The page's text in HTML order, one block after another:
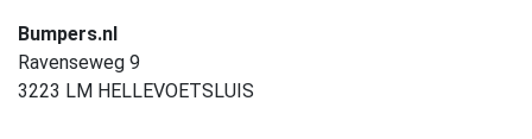
Bumpers.nl
Ravenseweg 9
3223 LM HELLEVOETSLUIS